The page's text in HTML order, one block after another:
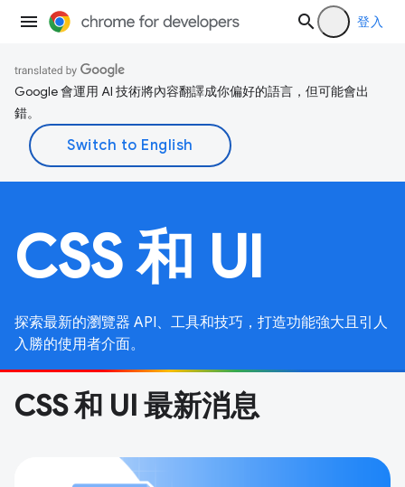
登入
Google 會運用 AI 技術將內容翻譯成你偏好的語言，但可能會出
錯。
CSS 和 UI
探索最新的瀏覽器 API、工具和技巧，打造功能強大且引人
入勝的使用者介面。
CSS 和 UI 最新消息